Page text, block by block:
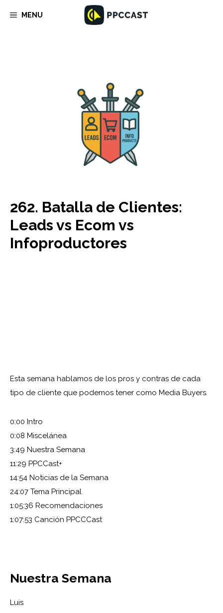
MENU
262. Batalla de Clientes:
Leads vs Ecom vs
Infoproductores
Esta semana hablamos de los pros y contras de cada
tipo de cliente que podemos tener como Media Buyers.
0:00 Intro
0:08 Miscelánea
3:49 Nuestra Semana
11:29 PPCCast+
14:54 Noticias de la Semana
24:07 Tema Principal
1:05:36 Recomendaciones
1:07:53 Canción PPCCCast
Nuestra Semana
Luis